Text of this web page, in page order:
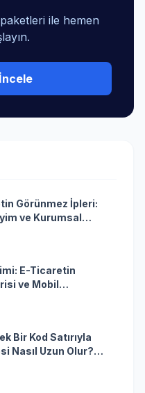
ile hemen
Görünmez İpleri:
ve Kurumsal
Senkronizasyonu
E-Ticaretin
ve Mobil
Anahtarı
Bir Kod Satırıyla
Nasıl Uzun Olur?
Güçlü Rolü)